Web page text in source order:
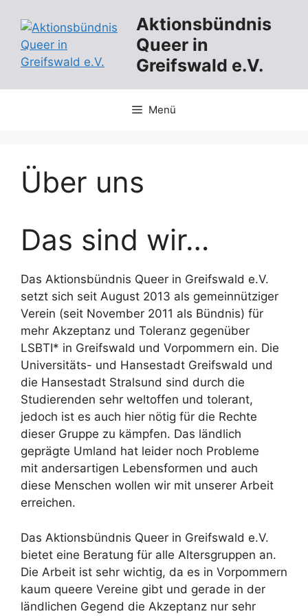
Inhalt
springen
Aktionsbündnis
Queer in
Greifswald e.V.
Menü
Über uns
Das sind wir…
Das Aktionsbündnis Queer in Greifswald e.V.
setzt sich seit August 2013 als gemeinnütziger
Verein (seit November 2011 als Bündnis) für
mehr Akzeptanz und Toleranz gegenüber
LSBTI* in Greifswald und Vorpommern ein. Die
Universitäts- und Hansestadt Greifswald und
die Hansestadt Stralsund sind durch die
Studierenden sehr weltoffen und tolerant,
jedoch ist es auch hier nötig für die Rechte
dieser Gruppe zu kämpfen. Das ländlich
geprägte Umland hat leider noch Probleme
mit andersartigen Lebensformen und auch
diese Menschen wollen wir mit unserer Arbeit
erreichen.
Das Aktionsbündnis Queer in Greifswald e.V.
bietet eine Beratung für alle Altersgruppen an.
Die Arbeit ist sehr wichtig, da es in Vorpommern
kaum queere Vereine gibt und gerade in der
ländlichen Gegend die Akzeptanz nur sehr